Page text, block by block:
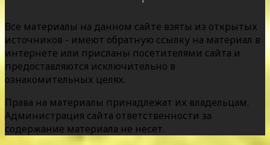
Все материалы на данном сайте взяты из открытых
источников - имеют обратную ссылку на материал в
интернете или присланы посетителями сайта и
предоставляются исключительно в
ознакомительных целях.
Права на материалы принадлежат их владельцам.
Администрация сайта ответственности за
содержание материала не несет.